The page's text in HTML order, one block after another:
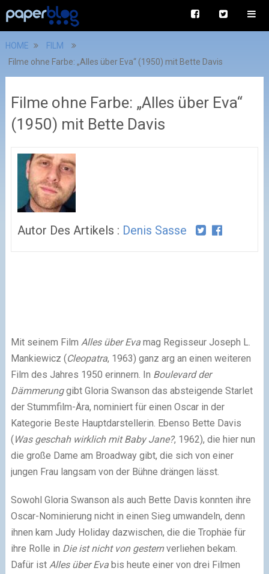
HOME
FILM
Filme ohne Farbe: „Alles über Eva“ (1950) mit Bette Davis
Filme ohne Farbe: „Alles über Eva“
(1950) mit Bette Davis
Autor Des Artikels : Denis Sasse
Mit seinem Film Alles über Evamag Regisseur Joseph L.
Mankiewicz (Cleopatra, 1963) ganz arg an einen weiteren
Film des Jahres 1950 erinnern. In Boulevard der
Dämmerunggibt Gloria Swanson das absteigende Starlet
der Stummfilm-Ära, nominiert für einen Oscar in der
Kategorie Beste Hauptdarstellerin. Ebenso Bette Davis
(Was geschah wirklich mit Baby Jane?, 1962), die hier nun
die große Dame am Broadway gibt, die sich von einer
jungen Frau langsam von der Bühne drängen lässt.
Sowohl Gloria Swanson als auch Bette Davis konnten ihre
Oscar-Nominierung nicht in einen Sieg umwandeln, denn
ihnen kam Judy Holiday dazwischen, die die Trophäe für
ihre Rolle in Die ist nicht von gesternverliehen bekam.
Dafür ist Alles über Evabis heute einer von drei Filmen